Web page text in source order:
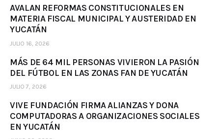
AVALAN REFORMAS CONSTITUCIONALES EN
MATERIA FISCAL MUNICIPAL Y AUSTERIDAD EN
YUCATÁN
JULIO 16, 2026
MÁS DE 64 MIL PERSONAS VIVIERON LA PASIÓN
DEL FÚTBOL EN LAS ZONAS FAN DE YUCATÁN
JULIO 7, 2026
VIVE FUNDACIÓN FIRMA ALIANZAS Y DONA
COMPUTADORAS A ORGANIZACIONES SOCIALES
EN YUCATÁN